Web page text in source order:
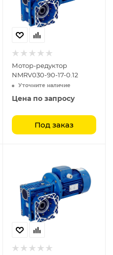
Мотор-редуктор
NMRV030-90-17-0.12
Уточните наличие
Цена по запросу
Под заказ